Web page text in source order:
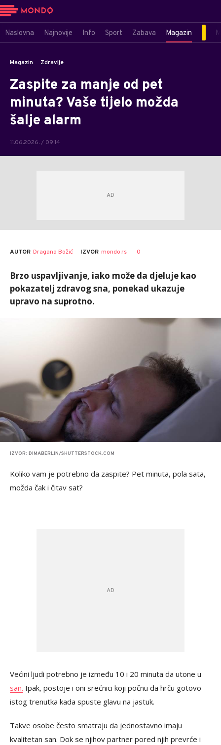
Naslovna Najnovije Info Sport Zabava Magazin
Magazin Zdravlje
Zaspite za manje od pet
minuta? Vaše tijelo možda
šalje alarm
11.06.2026. / 09:14
AUTOR Dragana Božić IZVOR mondo.rs 0
Brzo uspavljivanje, iako može da djeluje kao
pokazatelj zdravog sna, ponekad ukazuje
upravo na suprotno.
IZVOR: DIMABERLIN/SHUTTERSTOCK.COM
Koliko vam je potrebno da zaspite? Pet minuta, pola sata,
možda čak i čitav sat?
Većini ljudi potrebno je između 10 i 20 minuta da utone u
san. Ipak, postoje i oni srećnici koji počnu da hrču gotovo
istog trenutka kada spuste glavu na jastuk.
Takve osobe često smatraju da jednostavno imaju
kvalitetan san. Dok se njihov partner pored njih prevrće i